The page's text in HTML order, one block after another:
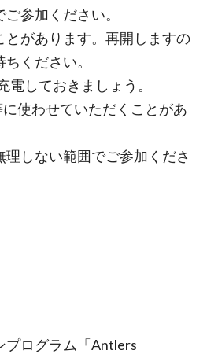
参加ください。
があります。再開しますの
ください。
電しておきましょう。
使わせていただくことがあ
しない範囲でご参加くださ
プログラム「Antlers